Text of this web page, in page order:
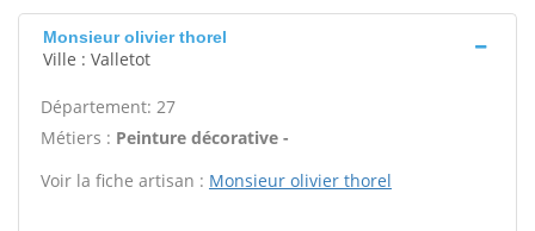
Monsieur olivier thorel
Ville : Valletot
Département: 27
Métiers : Peinture décorative -
Voir la fiche artisan : Monsieur olivier thorel